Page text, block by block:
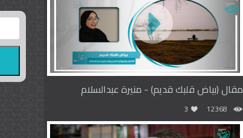
مقال (بياض قلبك قديم) - منيرة عبدالسلام
12368
3